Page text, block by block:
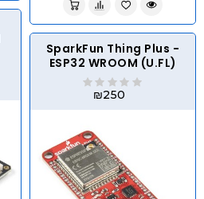
SparkFun Thing Plus -
ESP32 WROOM (U.FL)
₪250